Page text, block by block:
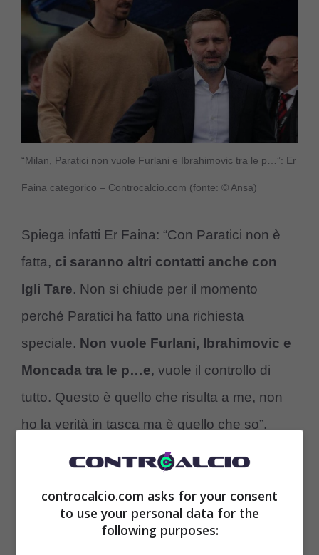
“Milan, Paratici non vuole Furlani e Ibrahimovic tra le p…”: Er
Faina categorico – Controcalcio.com (fonte: © Ansa)
Spiega infatti Er Faina: “Con Paratici non è
fatta, ci saranno altri contatti anche con
Igli Tare. Non si chiude per il momento
perché Paratici ha fatto una richiesta
speciale. Non vuole Furlani, Ibrahimovic e
Moncada tra le p…e, vuole il controllo di
tutto. Questo è quello che risulta a me, non
ho la verità in tasca ma è quello che so”.
controcalcio.com asks for your consent
to use your personal data for the
following purposes: